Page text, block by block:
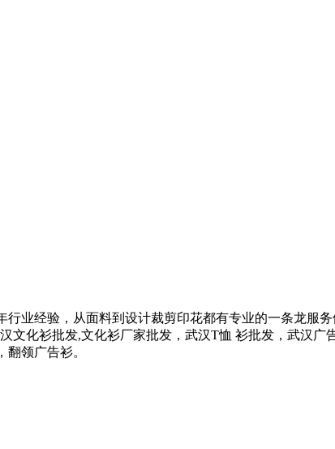
业经验，从面料到设计裁剪印花都有专业的一条龙服
文化衫批发,文化衫厂家批发，武汉T恤 衫批发，武汉
领广告衫。